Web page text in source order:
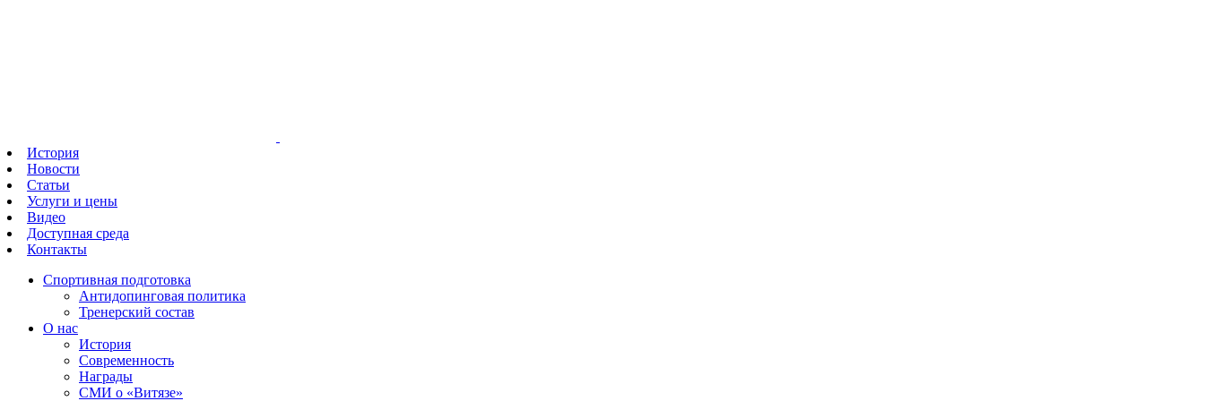
История
Новости
Статьи
Услуги и цены
Видео
Доступная среда
Контакты
Спортивная подготовка
Антидопинговая политика
Тренерский состав
О нас
История
Современность
Награды
СМИ о «Витязе»